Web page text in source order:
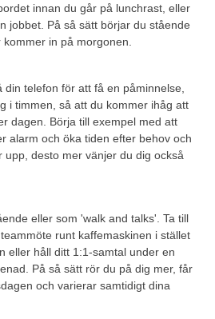
innan du går på lunchrast, eller
jobbet. På så sätt börjar du stående
in på morgonen.
din telefon för att få en påminnelse,
i timmen, så att du kommer ihåg att
dagen. Börja till exempel med att
alarm och öka tiden efter behov och
upp, desto mer vänjer du dig också
eller som 'walk and talks'. Ta till
runt kaffemaskinen i stället
eller håll ditt 1:1-samtal under en
På så sätt rör du på dig mer, får
och varierar samtidigt dina